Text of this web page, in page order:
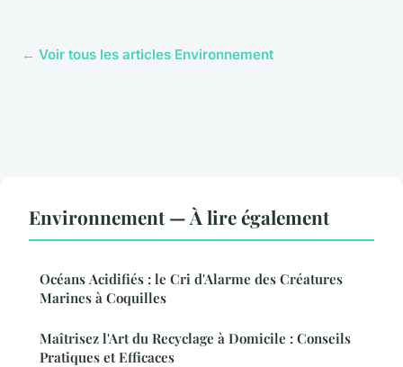
← Voir tous les articles Environnement
Environnement — À lire également
Océans Acidifiés : le Cri d'Alarme des Créatures
Marines à Coquilles
Maîtrisez l'Art du Recyclage à Domicile : Conseils
Pratiques et Efficaces